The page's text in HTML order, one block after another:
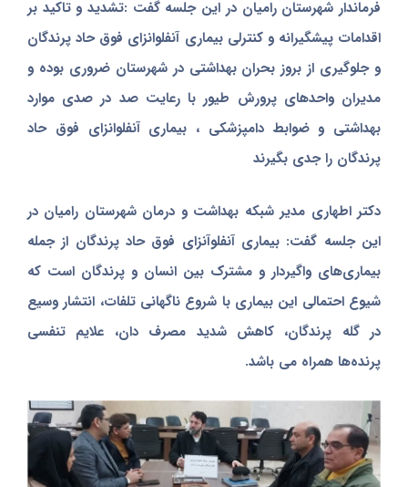
فرماندار شهرستان رامیان در این جلسه گفت :تشدید و تاکید بر
اقدامات پیشگیرانه و کنترلی بیماری آنفلوانزای فوق حاد پرندگان
و جلوگیری از بروز بحران بهداشتی در شهرستان ضروری بوده و
مدیران واحدهای پرورش طیور با رعایت صد در صدی موارد
بهداشتی و ضوابط دامپزشکی ، بیماری آنفلوانزای فوق حاد
پرندگان را جدی بگیرند
دکتر اطهاری مدیر شبکه بهداشت و درمان شهرستان رامیان در
این جلسه گفت: بیماری آنفلوآنزای فوق حاد پرندگان از جمله
بیماری‌های واگیردار و مشترک بین انسان و پرندگان است که
شیوع احتمالی این بیماری با شروع ناگهانی تلفات، انتشار وسیع
در گله پرندگان، کاهش شدید مصرف دان، علایم تنفسی
پرنده‌ها همراه‌ می باشد.